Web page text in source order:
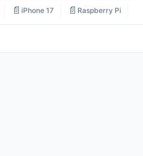
📄 iPhone 17 📄 Raspberry Pi